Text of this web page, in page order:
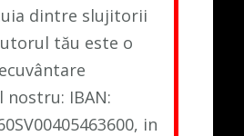
dintre slujitorii
tău este o
nostru: IBAN:
in